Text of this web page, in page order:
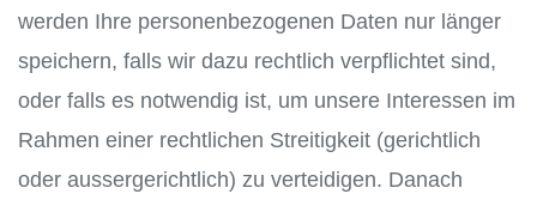
werden Ihre personenbezogenen Daten nur länger
speichern, falls wir dazu rechtlich verpflichtet sind,
oder falls es notwendig ist, um unsere Interessen im
Rahmen einer rechtlichen Streitigkeit (gerichtlich
oder aussergerichtlich) zu verteidigen. Danach